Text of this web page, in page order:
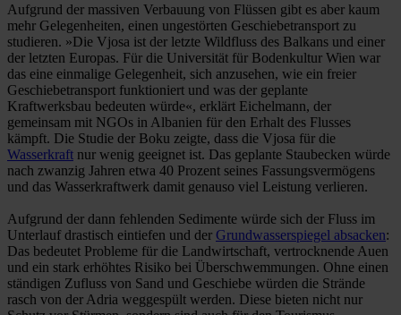
Aufgrund der massiven Verbauung von Flüssen gibt es aber kaum
mehr Gelegenheiten, einen ungestörten Geschiebetransport zu
studieren. »Die Vjosa ist der letzte Wildfluss des Balkans und einer
der letzten Europas. Für die Universität für Bodenkultur Wien war
das eine einmalige Gelegenheit, sich anzusehen, wie ein freier
Geschiebetransport funktioniert und was der geplante
Kraftwerksbau bedeuten würde«, erklärt Eichelmann, der
gemeinsam mit NGOs in Albanien für den Erhalt des Flusses
kämpft. Die Studie der Boku zeigte, dass die Vjosa für die
Wasserkraft nur wenig geeignet ist. Das geplante Staubecken würde
nach zwanzig Jahren etwa 40 Prozent seines Fassungsvermögens
und das Wasserkraftwerk damit genauso viel Leistung verlieren.
Aufgrund der dann fehlenden Sedimente würde sich der Fluss im
Unterlauf drastisch eintiefen und der Grundwasserspiegel absacken:
Das bedeutet Probleme für die Landwirtschaft, vertrocknende Auen
und ein stark erhöhtes Risiko bei Überschwemmungen. Ohne einen
ständigen Zufluss von Sand und Geschiebe würden die Strände
rasch von der Adria weggespült werden. Diese bieten nicht nur